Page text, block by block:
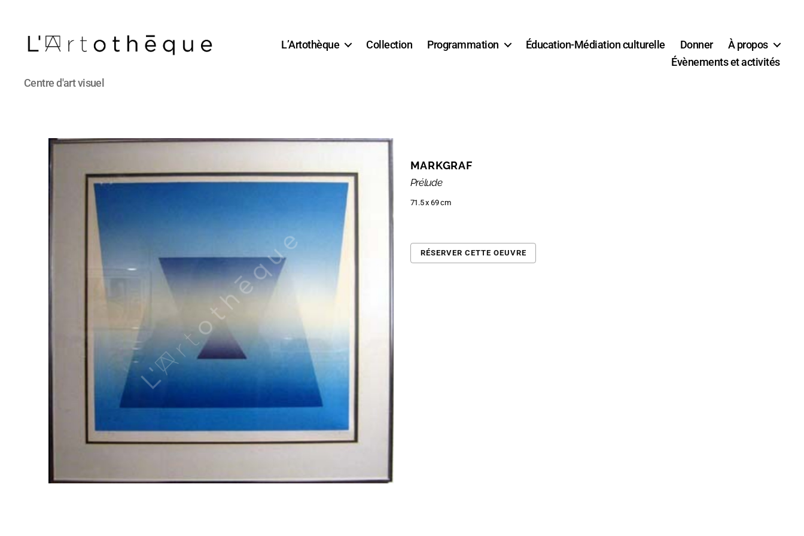
L'Artothèque
Centre d'art visuel
L’Artothèque Collection Programmation Éducation-Médiation culturelle Donner
À propos
Évènements et activités
MARKGRAF
Prélude
71.5 x 69 cm
RÉSERVER CETTE OEUVRE